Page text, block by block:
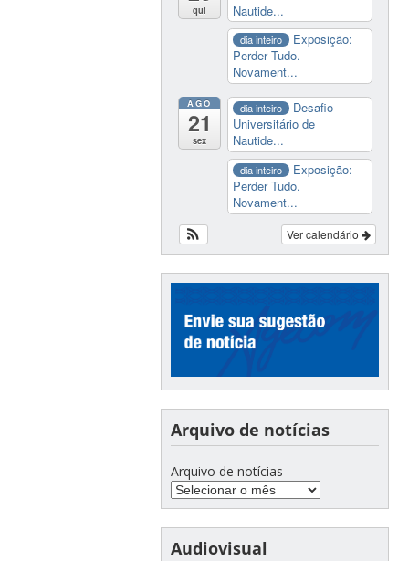
qui
Nautide...
dia inteiro
Exposição:
Perder Tudo.
Novament...
AGO
21
sex
dia inteiro
Desafio
Universitário de
Nautide...
dia inteiro
Exposição:
Perder Tudo.
Novament...
Ver calendário
Arquivo de notícias
Arquivo de notícias
Audiovisual